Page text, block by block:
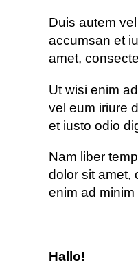
Duis autem
accumsan et
amet,
Ut wisi enim
vel eum iriure
et iusto odio
Nam liber
dolor sit amet,
enim ad
Hallo!